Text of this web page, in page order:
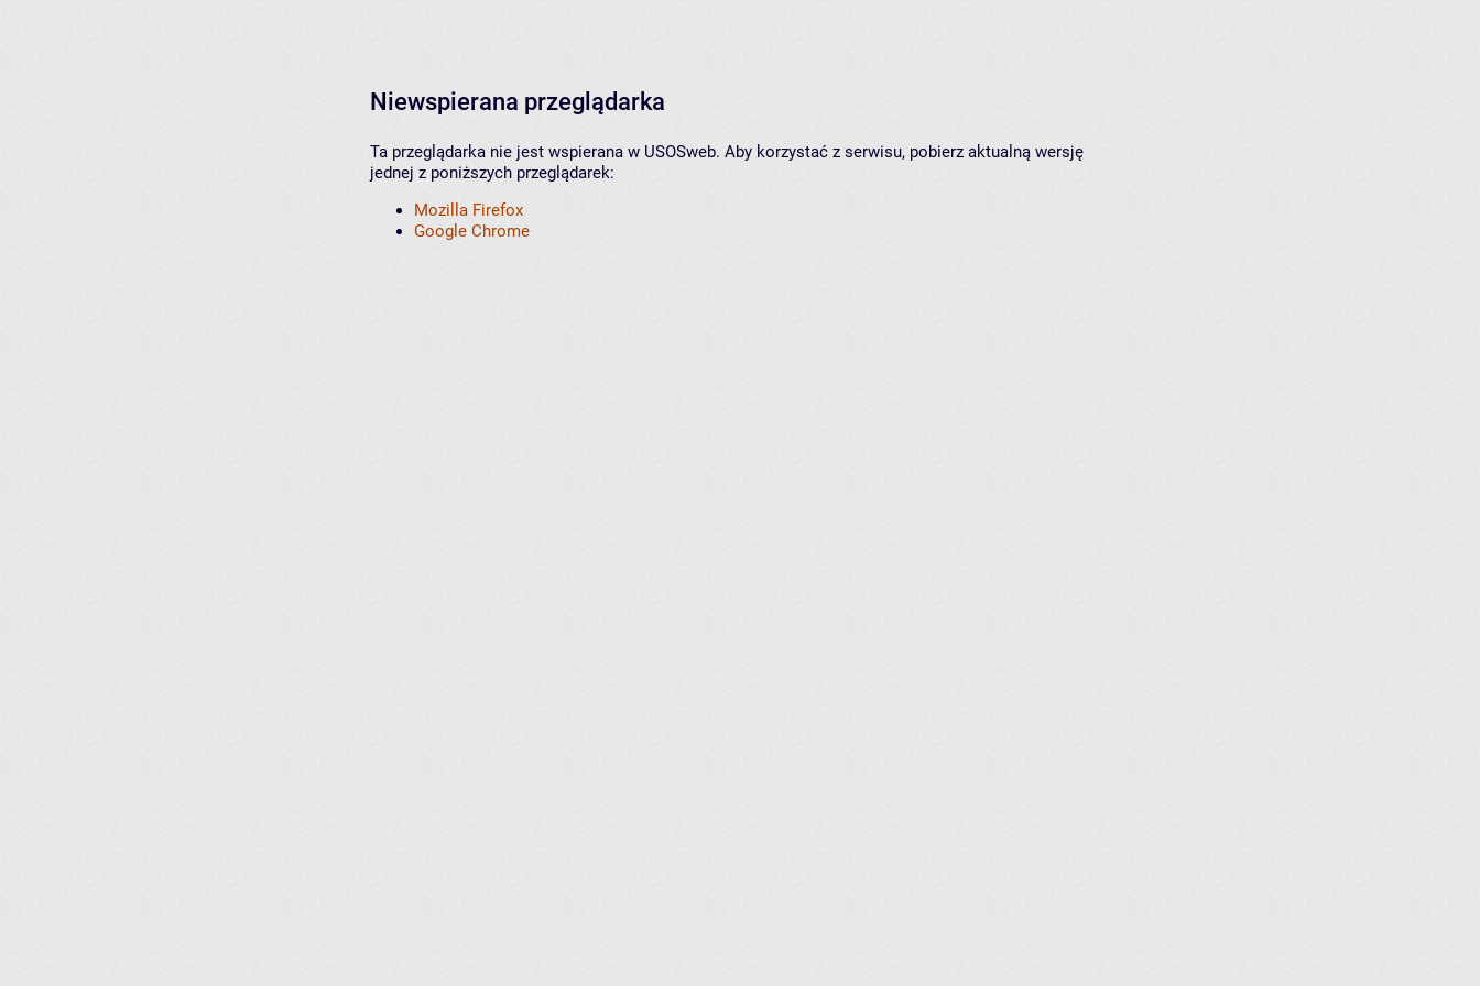
Niewspierana przeglądarka
Ta przeglądarka nie jest wspierana w USOSweb. Aby korzystać z serwisu, pobierz aktualną wersję
jednej z poniższych przeglądarek:
Mozilla Firefox
Google Chrome